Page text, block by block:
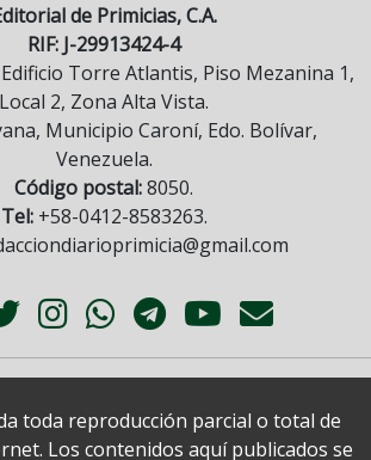
de Primicias, C.A.
RIF: J-29913424-4
Torre Atlantis, Piso Mezanina 1,
Local 2, Zona Alta Vista.
Municipio Caroní, Edo. Bolívar,
Venezuela.
Código postal:8050.
Tel:+58-0412-8583263.
toda reproducción parcial o total de
Los contenidos aquí publicados se